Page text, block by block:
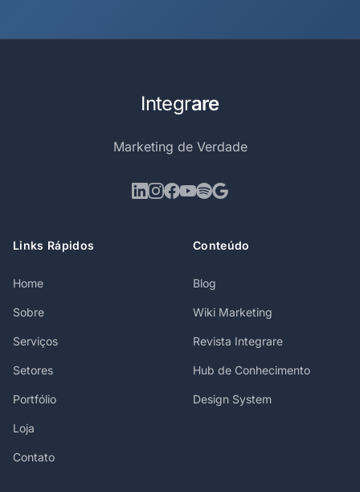
Integrare
Marketing de Verdade
Links Rápidos
Home
Sobre
Serviços
Setores
Portfólio
Loja
Contato
Conteúdo
Blog
Wiki Marketing
Revista Integrare
Hub de Conhecimento
Design System